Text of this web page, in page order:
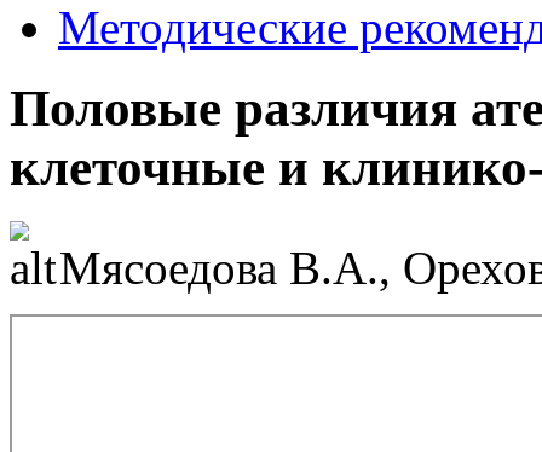
Методические
Половые различия
клеточные и
Мясоедова В.А.,